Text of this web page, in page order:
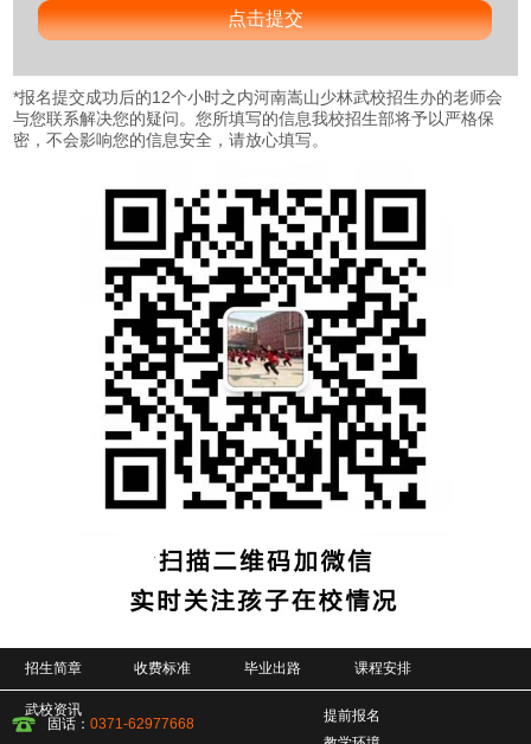
*报名提交成功后的12个小时之内河南嵩山少林武校招生办的老师会
与您联系解决您的疑问。您所填写的信息我校招生部将予以严格保
密，不会影响您的信息安全，请放心填写。
招生简章 收费标准 毕业出路 课程安排
武校资讯
提前报名
固话： 0371-62977668